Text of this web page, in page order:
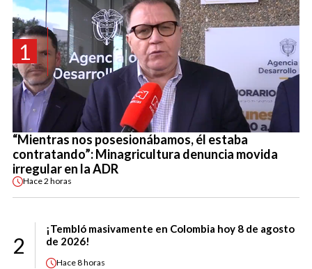
1
“Mientras nos posesionábamos, él estaba
contratando”: Minagricultura denuncia movida
irregular en la ADR
Hace2 horas
2
¡Tembló masivamente en Colombia hoy 8 de agosto
de 2026!
Hace8 horas